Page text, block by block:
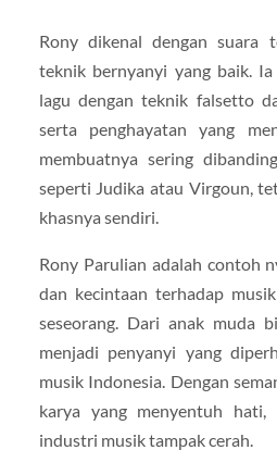
Rony dikenal dengan suara
teknik bernyanyi yang baik.
lagu dengan teknik falsetto
serta penghayatan yang
membuatnya sering
seperti Judika atau Virgoun,
khasnya sendiri.
Rony Parulian adalah contoh
dan kecintaan terhadap
seseorang. Dari anak muda
menjadi penyanyi yang
musik Indonesia. Dengan
karya yang menyentuh
industri musik tampak cerah.